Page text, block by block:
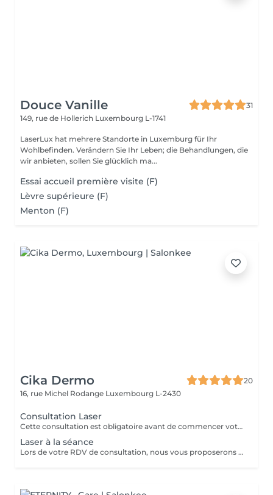
Douce Vanille
31
149, rue de Hollerich Luxembourg L-1741
LaserLux hat mehrere Standorte in Luxemburg für Ihr
Wohlbefinden. Verändern Sie Ihr Leben; die Behandlungen, die
wir anbieten, sollen Sie glücklich ma...
Essai accueil première visite (F)
Lèvre supérieure (F)
Menton (F)
Cika Dermo
20
16, rue Michel Rodange Luxembourg L-2430
Consultation Laser
Cette consultation est obligatoire avant de commencer votre traitement d'épilation définitive au Laser. Nous proposons également des tarifs en forfait de 6 séances et 2 séances offertes. Notre centre est équipé de la technologie Laser Asclepion fabriqué en Allemagne aux normes CE Medical.
Laser à la séance
Lors de votre RDV de consultation, nous vous proposerons également des tarifs en forfait de 6 séances et 2 séances offertes. Notre centre est équipé de la technologie Laser Asclepion fabriqué en Allemagne aux normes CE Medical.